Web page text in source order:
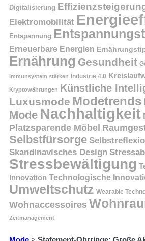
Digitalisierung
Elektromobilität
Entspannung
Erneuerbare Energien
Ernährung Gesundheit
Immunsystem stärken Industrie 4.0
Kryptowährungen Künstliche
Luxusmode Modetrends
Mode Nachhaltigkeit
Platzsparende Möbel
Selbstfürsorge
Skandinavisches Design
Stressbewältigung
Innovation Technologische
Umweltschutz Wearable
Wohnaccessoires
Zeitmanagement